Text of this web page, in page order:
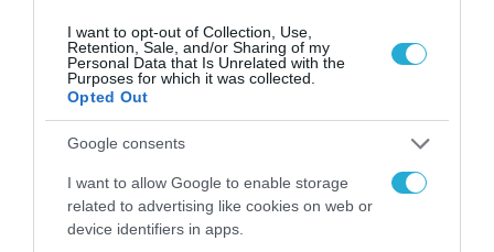
I want to opt-out of Collection, Use,
Retention, Sale, and/or Sharing of my
Personal Data that Is Unrelated with the
Purposes for which it was collected.
Opted Out
Google consents
I want to allow Google to enable storage
related to advertising like cookies on web or
device identifiers in apps.